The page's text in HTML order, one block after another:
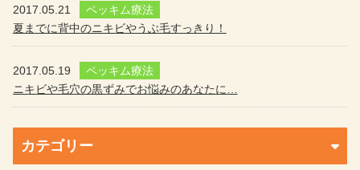
2017.05.21
ペッキム療法
夏までに背中のニキビやうぶ毛すっきり！
2017.05.19
ペッキム療法
ニキビや毛穴の黒ずみでお悩みのあなたに…
カテゴリー